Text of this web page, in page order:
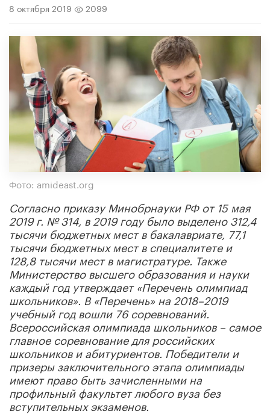
8 октября 2019 2099
Фото: amideast.org
Согласно приказу Минобрнауки РФ от 15 мая
2019 г. № 314, в 2019 году было выделено 312,4
тысячи бюджетных мест в бакалавриате, 77,1
тысячи бюджетных мест в специалитете и
128,8 тысячи мест в магистратуре. Также
Министерство высшего образования и науки
каждый год утверждает «Перечень олимпиад
школьников». В «Перечень» на 2018–2019
учебный год вошли 76 соревнований.
Всероссийская олимпиада школьников – самое
главное соревнование для российских
школьников и абитуриентов. Победители и
призеры заключительного этапа олимпиады
имеют право быть зачисленными на
профильный факультет любого вуза без
вступительных экзаменов.